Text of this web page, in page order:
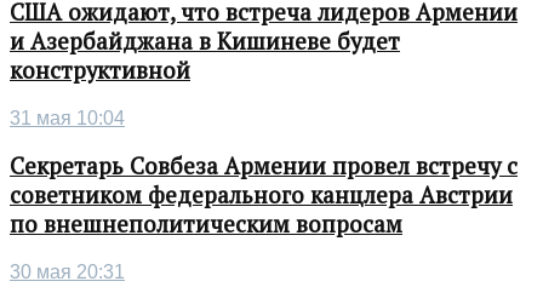
США ожидают, что встреча лидеров Армении
и Азербайджана в Кишиневе будет
конструктивной
31 мая 10:04
Секретарь Совбеза Армении провел встречу с
советником федерального канцлера Австрии
по внешнеполитическим вопросам
30 мая 20:31